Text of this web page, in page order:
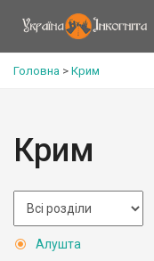
Головна > Крим
Крим
Алушта